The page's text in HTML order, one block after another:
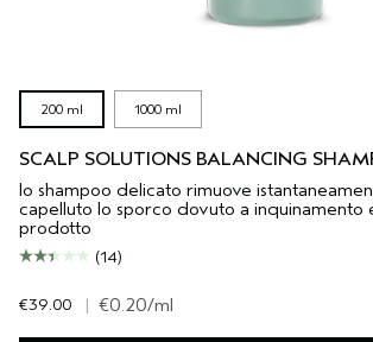
200 ml 1000 ml
SCALP SOLUTIONS BALANCING
lo shampoo delicato rimuove
capelluto lo sporco dovuto a inquinamento
prodotto
(14)
€39.00 | €0.20/ml